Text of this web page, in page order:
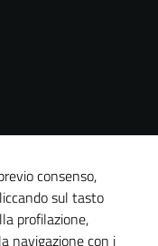
consenso,
sul tasto
profilazione,
navigazione con i
serie di
esterni
la